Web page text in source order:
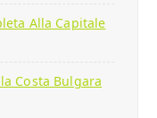
Alla Capitale
Costa Bulgara